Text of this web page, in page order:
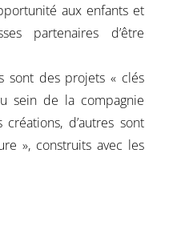
aux enfants et
partenaires d’être
sont des projets « clés
sein de la compagnie
d’autres sont
», construitsavec les